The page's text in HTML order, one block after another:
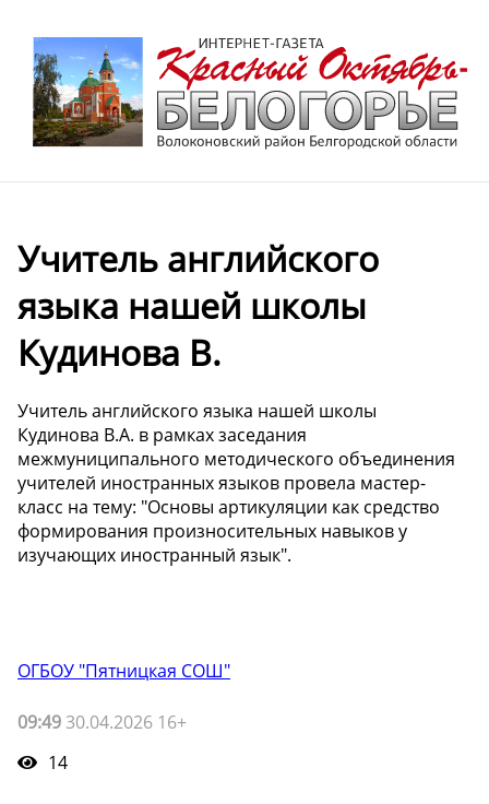
Учитель английского
языка нашей школы
Кудинова В.
Учитель английского языка нашей школы
Кудинова В.А. в рамках заседания
межмуниципального методического объединения
учителей иностранных языков провела мастер-
класс на тему: "Основы артикуляции как средство
формирования произносительных навыков у
изучающих иностранный язык".
ОГБОУ "Пятницкая СОШ"
09:49 30.04.2026 16+
14